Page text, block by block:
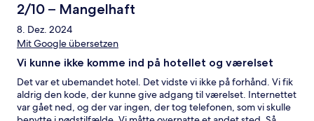
2/10 – Mangelhaft
8. Dez. 2024
Mit Google übersetzen
Vi kunne ikke komme ind på hotellet og værelset
Det var et ubemandet hotel. Det vidste vi ikke på forhånd. Vi fik
aldrig den kode, der kunne give adgang til værelset. Internettet
var gået ned, og der var ingen, der tog telefonen, som vi skulle